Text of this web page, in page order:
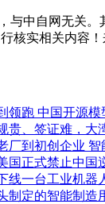
中自网无关。
核实相关内容！
领跑 中国开源
贵、签证难，大
厂到初创企业
国正式禁止中国
线一台工业机器
制定的智能制造